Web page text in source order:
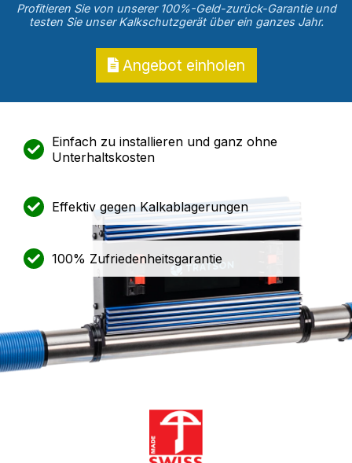
Profitieren Sie von unserer 100%-Geld-zurück-Garantie und
testen Sie unser Kalkschutzgerät über ein ganzes Jahr.
Angebot einholen
Einfach zu installieren und ganz ohne
Unterhaltskosten
Effektiv gegen Kalkablagerungen
100% Zufriedenheitsgarantie